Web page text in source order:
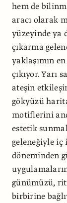
hem de
aracı olarak
yüzeyinde ya
çıkarma
yaklaşımın
çıkıyor. Yarı
ateşin
gökyüzü
motiflerini
estetik
geleneğiyle iç
döneminden
günümüzü,
birbirine